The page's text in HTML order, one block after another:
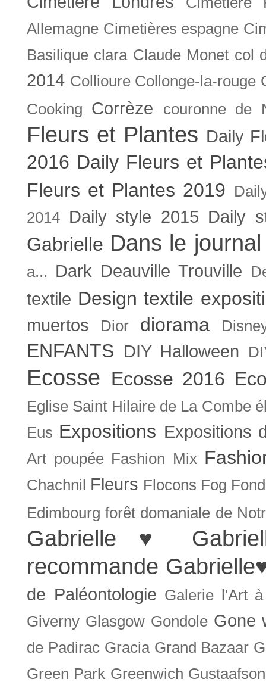
Allemagne Cimetières espagne
Basilique clara Claude Monet col
2014 Collioure Collonge-la-rouge
Cooking
Corrèze couronne de
Fleurs et Plantes Daily
2016 Daily Fleurs et
Fleurs et Plantes 2019
2014
Daily style 2015 Daily
Gabrielle Dans le journal
a... Dark Deauville Trouville
textile Design textile
muertos Dior diorama
ENFANTS DIY Halloween
Ecosse Ecosse 2016
Eglise Saint Hilaire de La Combe
Eus Expositions Expositions
Art poupée Fashion Mix
Chachnil Fleurs Flocons Fog
Edimbourg forêt domaniale de
Gabrielle ♥
recommande
de Paléontologie Galerie l'Art
Giverny Glasgow Gondole Gone
de Padirac Gracia Grand Bazaar
Green Park Greenwich Gustaafson